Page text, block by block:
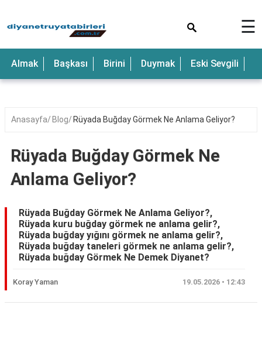
Anne
Bebek
Çocuk
Deniz
Düğün
Erkek
Eski
Eş
Gelin
☰
Almak Başkası Birini Duymak Eski Sevgili
Anasayfa Blog Rüyada Buğday Görmek Ne Anlama Geliyor?
Rüyada Buğday Görmek Ne
Anlama Geliyor?
Rüyada Buğday Görmek Ne Anlama Geliyor?,
Rüyada kuru buğday görmek ne anlama gelir?,
Rüyada buğday yığını görmek ne anlama gelir?,
Rüyada buğday taneleri görmek ne anlama gelir?,
Rüyada buğday Görmek Ne Demek Diyanet?
Koray Yaman 19.05.2026 • 12:43